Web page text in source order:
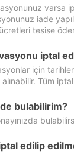
varsa
iade
tesise
iptal
için
Tüm
bulabilirim?
edilip